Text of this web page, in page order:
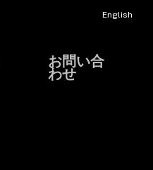
English
お問い合
わせ